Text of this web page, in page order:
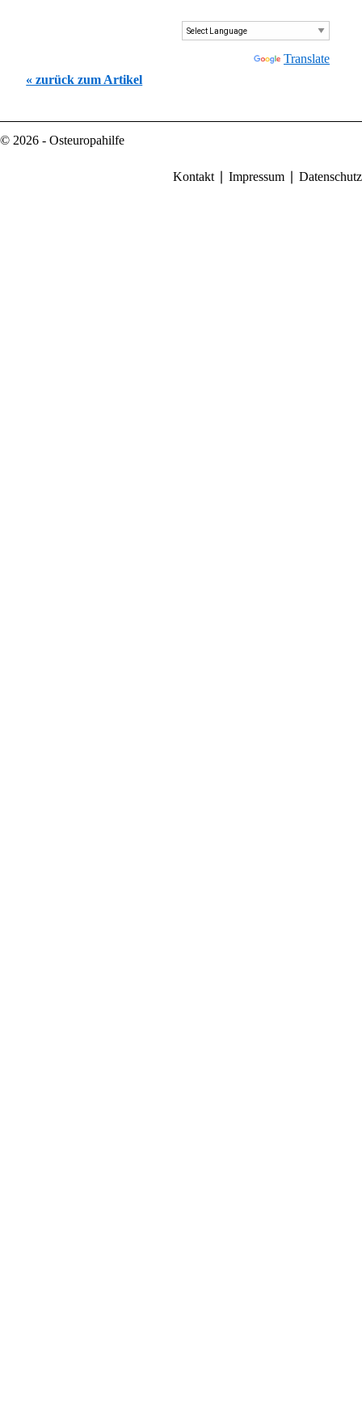
Translate
« zurück zum Artikel
© 2026 - Osteuropahilfe
Kontakt Impressum Datenschutz